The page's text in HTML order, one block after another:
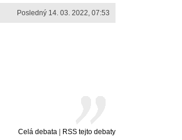
Posledný 14. 03. 2022, 07:53
Celá debata RSS tejto debaty